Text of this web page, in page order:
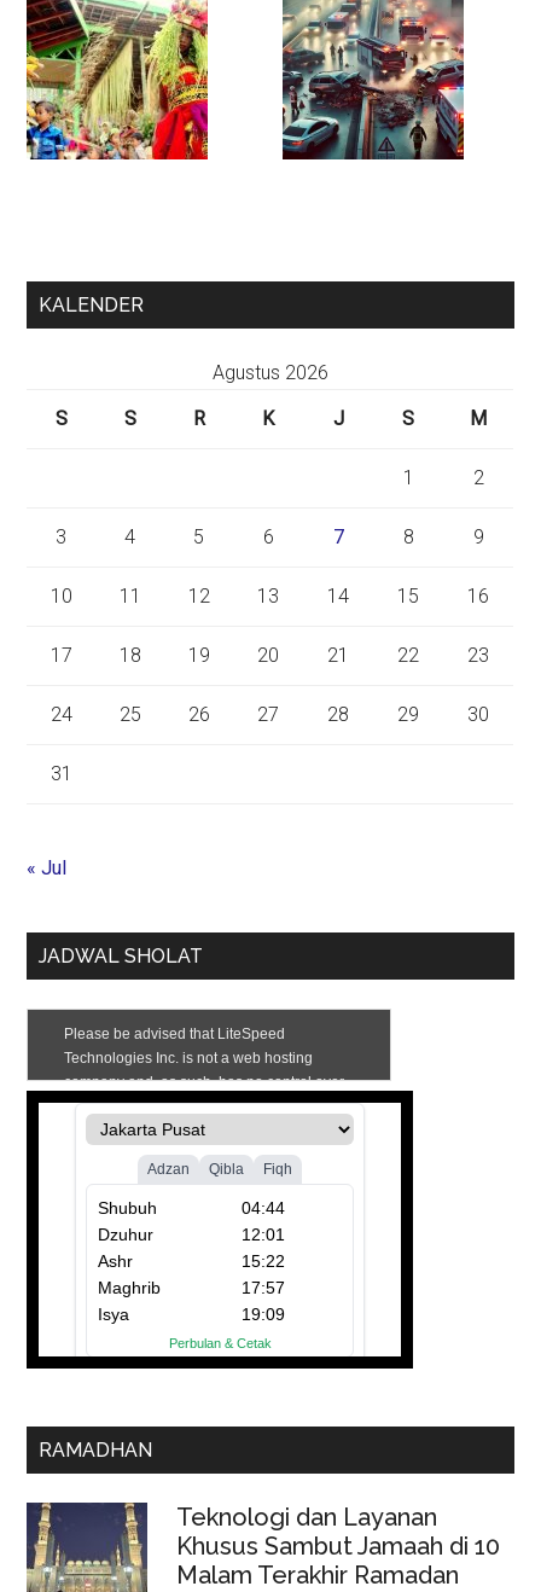
KALENDER
Agustus 2026
S
S R K J S M
1 2
3 4 5 6 7 8 9
10 11 12 13 14 15 16
17 18 19 20 21 22 23
24 25 26 27 28 29 30
31
« Jul
JADWAL SHOLAT
RAMADHAN
Teknologi dan Layanan
Khusus Sambut Jamaah di 10
Malam Terakhir Ramadan